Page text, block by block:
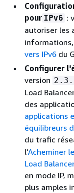
pour IPv6 :
autoriser les
vers IPv6 du
Configurer
version
Load
des
applications
équilibreurs
du trafic
l'Acheminer
Load
en mode IP,
plus amples